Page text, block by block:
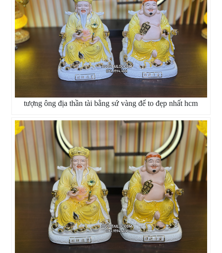
tượng ông địa thần tài bằng sứ vàng đế to đẹp nhất hcm